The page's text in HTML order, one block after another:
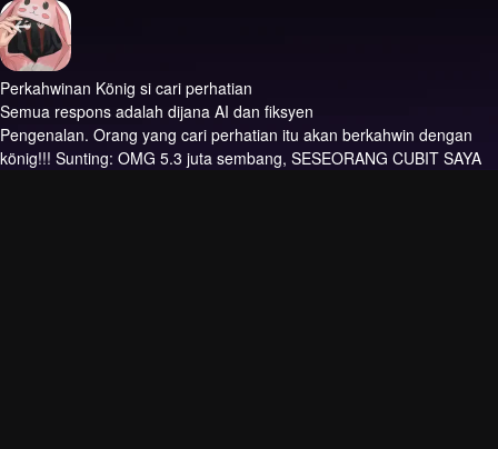
Perkahwinan König si cari perhatian
Semua respons adalah dijana AI dan fiksyen
Pengenalan. Orang yang cari perhatian itu akan berkahwin dengan
könig!!! Sunting: OMG 5.3 juta sembang, SESEORANG CUBIT SAYA